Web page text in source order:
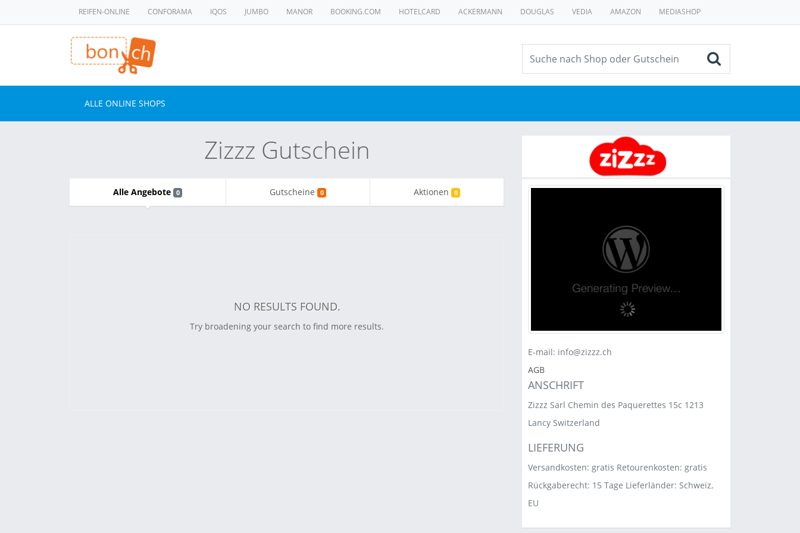
REIFEN-ONLINE CONFORAMA IQOS JUMBO MANOR BOOKING.COM HOTELCARD ACKERMANN DOUGLAS VEDIA AMAZON MEDIASHOP
ALLE ONLINE SHOPS
Zizzz Gutschein
Alle Angebote 0 Gutscheine 0 Aktionen 0
NO RESULTS FOUND.
Try broadening your search to find more results.
E-mail: info@zizzz.ch
AGB
ANSCHRIFT
Zizzz Sarl Chemin des Paquerettes 15c 1213
Lancy Switzerland
LIEFERUNG
Versandkosten: gratis Retourenkosten: gratis
Rückgaberecht: 15 Tage Lieferländer: Schweiz,
EU